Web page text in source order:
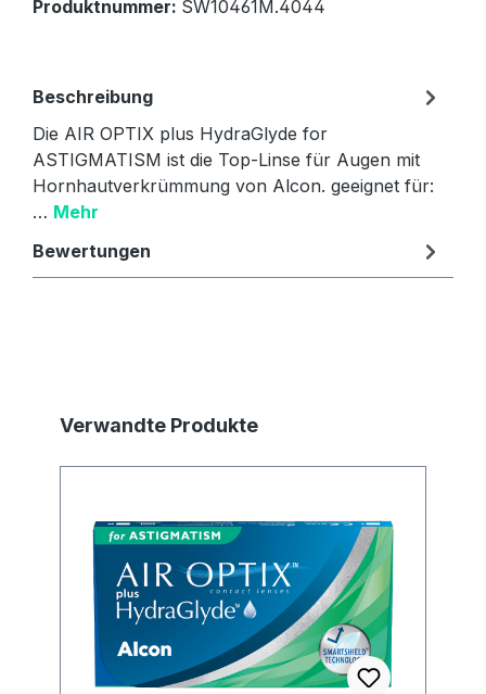
Produktnummer: SW10461M.4044
Beschreibung
Die AIR OPTIX plus HydraGlyde for
ASTIGMATISM ist die Top-Linse für Augen mit
Hornhautverkrümmung von Alcon. geeignet für:
… Mehr
Bewertungen
Produktgalerie überspringen
Verwandte Produkte